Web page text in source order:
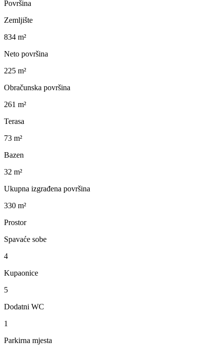
Površina
Zemljište
834 m²
Neto površina
225 m²
Obračunska površina
261 m²
Terasa
73 m²
Bazen
32 m²
Ukupna izgrađena površina
330 m²
Prostor
Spavaće sobe
4
Kupaonice
5
Dodatni WC
1
Parkirna mjesta